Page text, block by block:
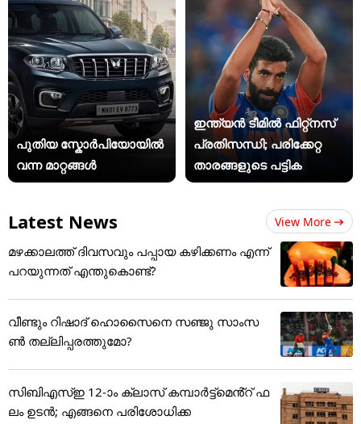
പുതിയ സ്കോർപിയോയിൽ
വന്ന മാറ്റങ്ങൾ
ഇന്ത്യന്‍ ടീമില്‍ ഫിറ്റ്‌നസ്
പ്രതിസന്ധി; പരിക്കേറ്റ
താരങ്ങളുടെ പട്ടിക
Latest News View More
മഴക്കാലത്ത് ദിവസവും പപ്പായ കഴിക്കണം എന്ന്
പറയുന്നത് എന്തുകൊണ്ട്?
വീണ്ടും റിഷാദ് ഹൊസൈനെ സഞ്ജു സാംസ
ണ്‍ തല്ലിപ്പരത്തുമോ?
സിബിഎസ്ഇ 12-ാം ക്ലാസ് കമ്പാർട്ട്മെൻ്റ് ഫ
ലം ഉടൻ; എങ്ങനെ പരിശോധിക്ക